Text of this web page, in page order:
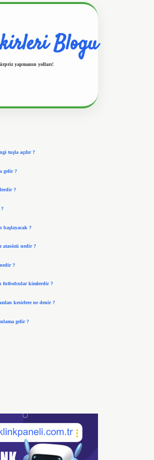
Blogu
yapmanın yolları!
tuşla açılır ?
gelir ?
?
?
başlayacak ?
atasözü nedir ?
?
futbolcular kimlerdir ?
kesirlere ne denir ?
gelir ?